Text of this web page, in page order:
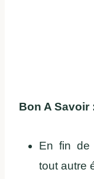
Bon A Savoir
En fin de
tout autre